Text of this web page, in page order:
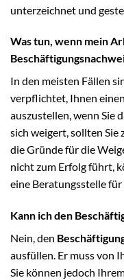
unterzeichnet und
Was tun, wenn mein
In den meisten Fällen
verpflichtet, Ihnen einen
auszustellen, wenn Sie
sich weigert, sollten Sie
die Gründe für die
nicht zum Erfolg führt,
eine Beratungsstelle
Kann ich den
Nein, den
ausfüllen. Er muss von
Sie können jedoch